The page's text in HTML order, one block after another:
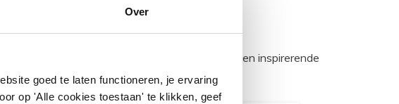
Over
goed te laten functioneren, je ervaring
op 'Alle cookies toestaan' te klikken, geef
en tag @megadumpnl. Samen bouwen we een inspirerende